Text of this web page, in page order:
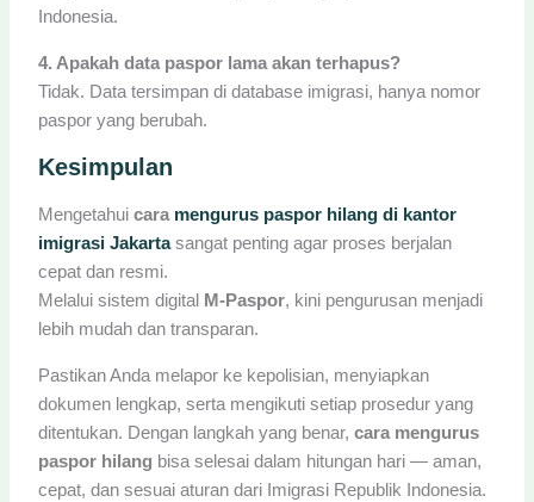
Indonesia.
4. Apakah data paspor lama akan terhapus?
Tidak. Data tersimpan di database imigrasi, hanya nomor
paspor yang berubah.
Kesimpulan
Mengetahuicara mengurus paspor hilang di kantor
imigrasi Jakartasangat penting agar proses berjalan
cepat dan resmi.
Melalui sistem digital
M-Paspor, kini pengurusan menjadi
lebih mudah dan transparan.
Pastikan Anda melapor ke kepolisian, menyiapkan
dokumen lengkap, serta mengikuti setiap prosedur yang
ditentukan. Dengan langkah yang benar,cara mengurus
paspor hilang bisa selesai dalam hitungan hari — aman,
cepat, dan sesuai aturan dari Imigrasi Republik Indonesia.